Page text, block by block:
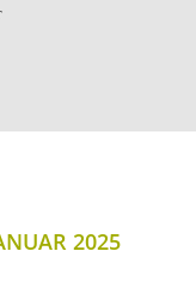
2025